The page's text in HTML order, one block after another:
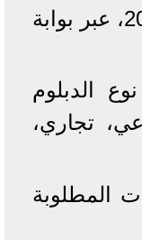
نتيجة الدبلومات الفنية 2022، عبر بوابة
الدبلوم
تجاري،
المطلوبة